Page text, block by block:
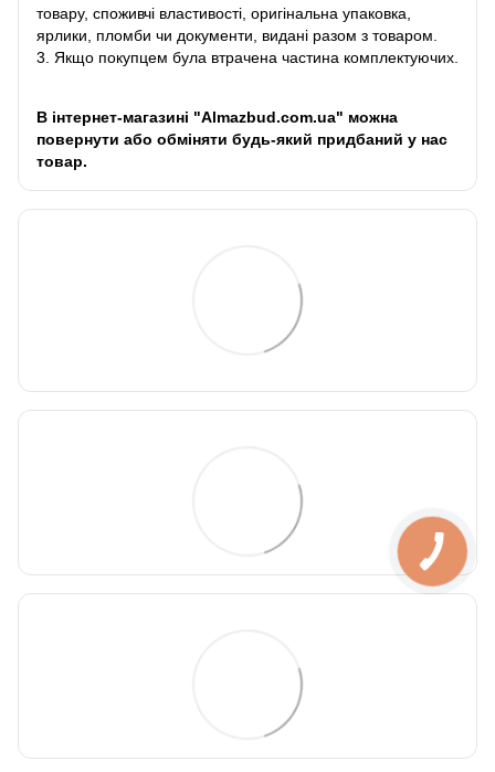
товару, споживчі властивості, оригінальна упаковка,
ярлики, пломби чи документи, видані разом з товаром.
3. Якщо покупцем була втрачена частина комплектуючих.
В інтернет-магазині "Almazbud.com.ua" можна
повернути або обміняти будь-який придбаний у нас
товар.